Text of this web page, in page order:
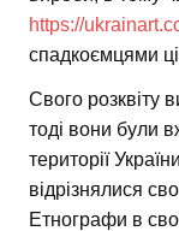
https://
спадкоємцями
Свого розквіту
тоді вони були
території
відрізнялися
Етнографи в